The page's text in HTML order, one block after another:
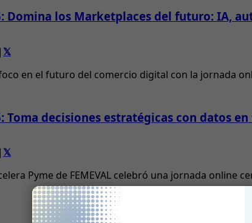
Domina los Marketplaces del futuro: IA,
|
en el futuro del comercio digital con la jornada
Toma decisiones estratégicas con datos
|
Pyme de FEMEVAL celebró una jornada